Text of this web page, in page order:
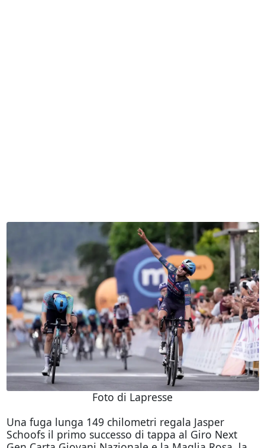
Foto di Lapresse
Una fuga lunga 149 chilometri regala Jasper
Schoofs il primo successo di tappa al Giro Next